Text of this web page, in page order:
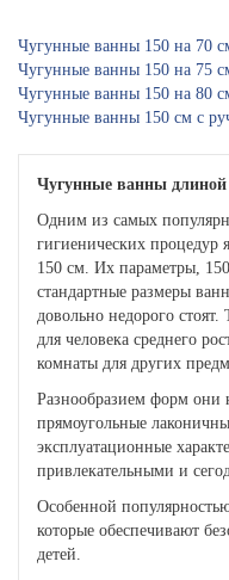
Чугунные ванны 150 на 70
Чугунные ванны 150 на 75
Чугунные ванны 150 на 80
Чугунные ванны 150 см с
Чугунные ванны длиной
Одним из самых
гигиенических процедур
150 см. Их параметры,
стандартные размеры
довольно недорого
для человека среднего
комнаты для других
Разнообразием форм они
прямоугольные
эксплуатационные
привлекательными и
Особенной
которые обеспечивают
детей.